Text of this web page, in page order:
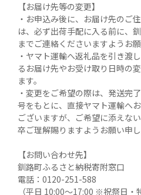
【お届け先等の変更】
・お申込み後に、お届け先のご
は、必ず出荷手配に入る前に、
までご連絡くださいますようお願
・ヤマト運輸へ返礼品を引き渡
るお届け先やお受け取り日時の
ます。
・変更をご希望の際は、発送完
号をもとに、直接ヤマト運輸へ
ございますが、ご希望に添えな
卒ご理解賜りますようお願い申し
【お問い合わせ先】
釧路町ふるさと納税寄附窓口
電話：0120-251-588
（平日 10:00～17:00 ※祝祭日・